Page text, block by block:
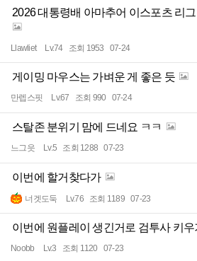
2026 대통령배 아마추어 이스포츠 리
Llawliet Lv.74 조회 1953 07-24
게이밍 마우스는 가벼운 게 좋은 듯
만렙스핏 Lv.67 조회 990 07-24
스탈존 분위기 맘에 드네요 ㅋㅋ
느그읏 Lv.5 조회 1288 07-23
이번에 할거찾다가
너겟도둑 Lv.76 조회 1189 07-23
이번에 원플레이 생긴거로 검투사 키
Noobb Lv.3 조회 1120 07-23